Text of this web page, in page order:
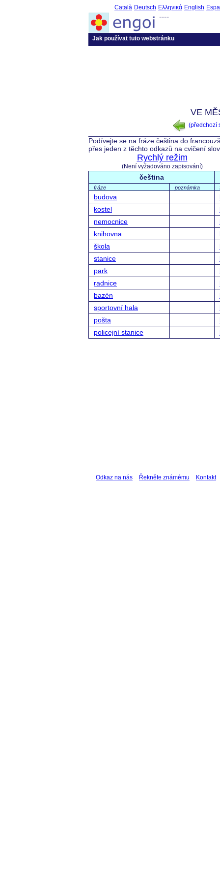
Català Deutsch Ελληνικά English
----
Jak používat tuto webstránku
VE
(předchozí
Podívejte se na fráze čeština do
přes jeden z těchto odkazů na cvičení
Rychlý režim
(Není vyžadováno zapisování)
čeština
fráze poznámka
budova
kostel
nemocnice
knihovna
škola
stanice
park
radnice
bazén
sportovní hala
pošta
policejní stanice
Odkaz na nás Řekněte známému Kontakt